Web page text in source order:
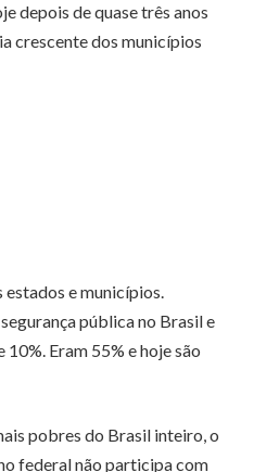
depois de quase três anos
crescente dos municípios
e municípios.
pública no Brasil e
Eram 55% e hoje são
pobres do Brasil inteiro, o
federal não participa com